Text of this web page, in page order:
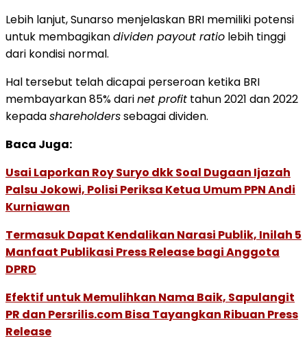
Lebih lanjut, Sunarso menjelaskan BRI memiliki potensi
untuk membagikandividen payout ratio lebih tinggi
dari kondisi normal.
Hal tersebut telah dicapai perseroan ketika BRI
membayarkan 85% darinet profit tahun 2021 dan 2022
kepadashareholderssebagai dividen.
Baca Juga:
Usai Laporkan Roy Suryo dkk Soal Dugaan Ijazah
Palsu Jokowi, Polisi Periksa Ketua Umum PPN Andi
Kurniawan
Termasuk Dapat Kendalikan Narasi Publik, Inilah 5
Manfaat Publikasi Press Release bagi Anggota
DPRD
Efektif untuk Memulihkan Nama Baik, Sapulangit
PR dan Persrilis.com Bisa Tayangkan Ribuan Press
Release